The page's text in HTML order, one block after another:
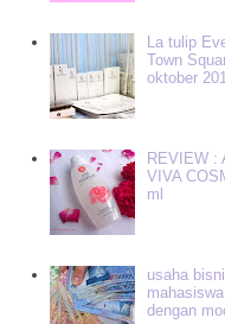
La tulip
Town
oktober
REVIEW :
VIVA
ml
usaha
dengan